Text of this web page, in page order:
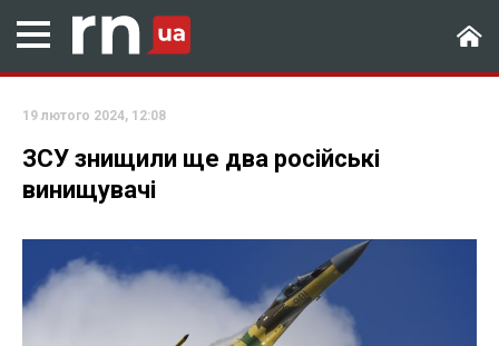
19 лютого 2024, 12:08
ЗСУ знищили ще два російські
винищувачі